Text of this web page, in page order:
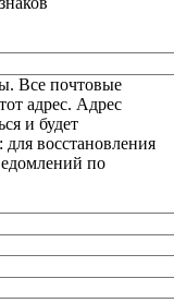
Все почтовые
адрес. Адрес
и будет
восстановления
по